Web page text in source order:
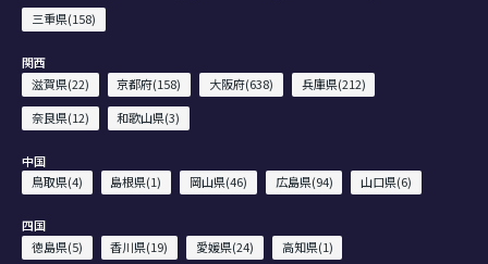
三重県(158)
関西
滋賀県(22)
京都府(158) 大阪府(638)
兵庫県(212)
奈良県(12)
和歌山県(3)
中国
鳥取県(4)
島根県(1) 岡山県(46) 広島県(94) 山口県(6)
四国
徳島県(5)
香川県(19) 愛媛県(24) 高知県(1)